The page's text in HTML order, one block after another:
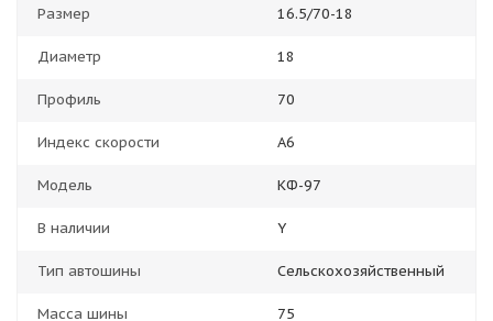
Размер 16.5/70-18
Диаметр 18
Профиль 70
Индекс скорости A6
Модель КФ-97
В наличии Y
Тип автошины Сельскохозяйственный
Масса шины 75